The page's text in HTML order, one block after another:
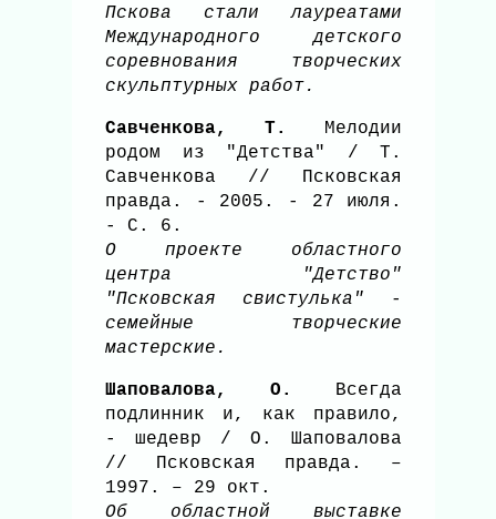
Пскова стали лауреатами
Международного детского
соревнования творческих
скульптурных работ.
Савченкова, Т.
Мелодии
родом из "Детства" / Т.
Савченкова // Псковская
правда. - 2005. - 27 июля.
- С. 6.
О проекте областного
центра "Детство"
"Псковская свистулька" -
семейные творческие
мастерские.
Шаповалова, О.
Всегда
подлинник и, как правило,
- шедевр / О. Шаповалова
// Псковская правда. –
1997. – 29 окт.
Об областной выставке